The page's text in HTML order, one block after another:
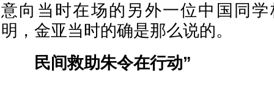
意向当时在场的另外一位中国同
明，金亚当时的确是那么说的。
民间救助朱令在行动”